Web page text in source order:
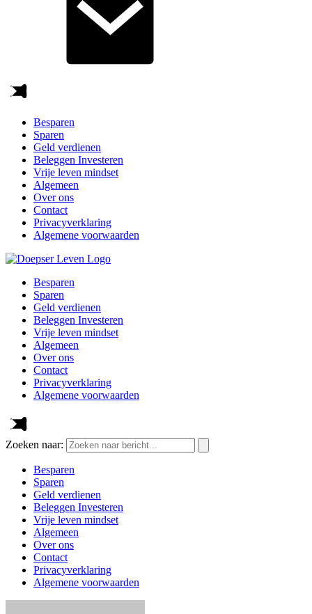
Besparen
Sparen
Geld verdienen
Beleggen Investeren
Vrije leven mindset
Algemeen
Over ons
Contact
Privacyverklaring
Algemene voorwaarden
Besparen
Sparen
Geld verdienen
Beleggen Investeren
Vrije leven mindset
Algemeen
Over ons
Contact
Privacyverklaring
Algemene voorwaarden
Zoeken naar:
Besparen
Sparen
Geld verdienen
Beleggen Investeren
Vrije leven mindset
Algemeen
Over ons
Contact
Privacyverklaring
Algemene voorwaarden